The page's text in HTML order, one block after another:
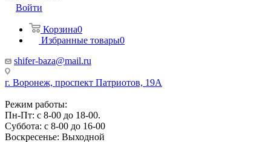
Войти
Корзина0
Избранные товары0
shifer-baza@mail.ru
г. Воронеж, проспект Патриотов, 19А
Режим работы:
Пн-Пт: с 8-00 до 18-00.
Суббота: с 8-00 до 16-00
Воскресенье: Выходной